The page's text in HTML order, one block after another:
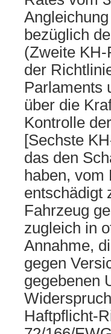
bezüglich
(Zweite KH-
der
Parlaments
über die
Kontrolle
[Sechste
das den
haben,
entschädigt
Fahrzeug
zugleich in
Annahme,
gegen
gegebenen
Haftpflicht-